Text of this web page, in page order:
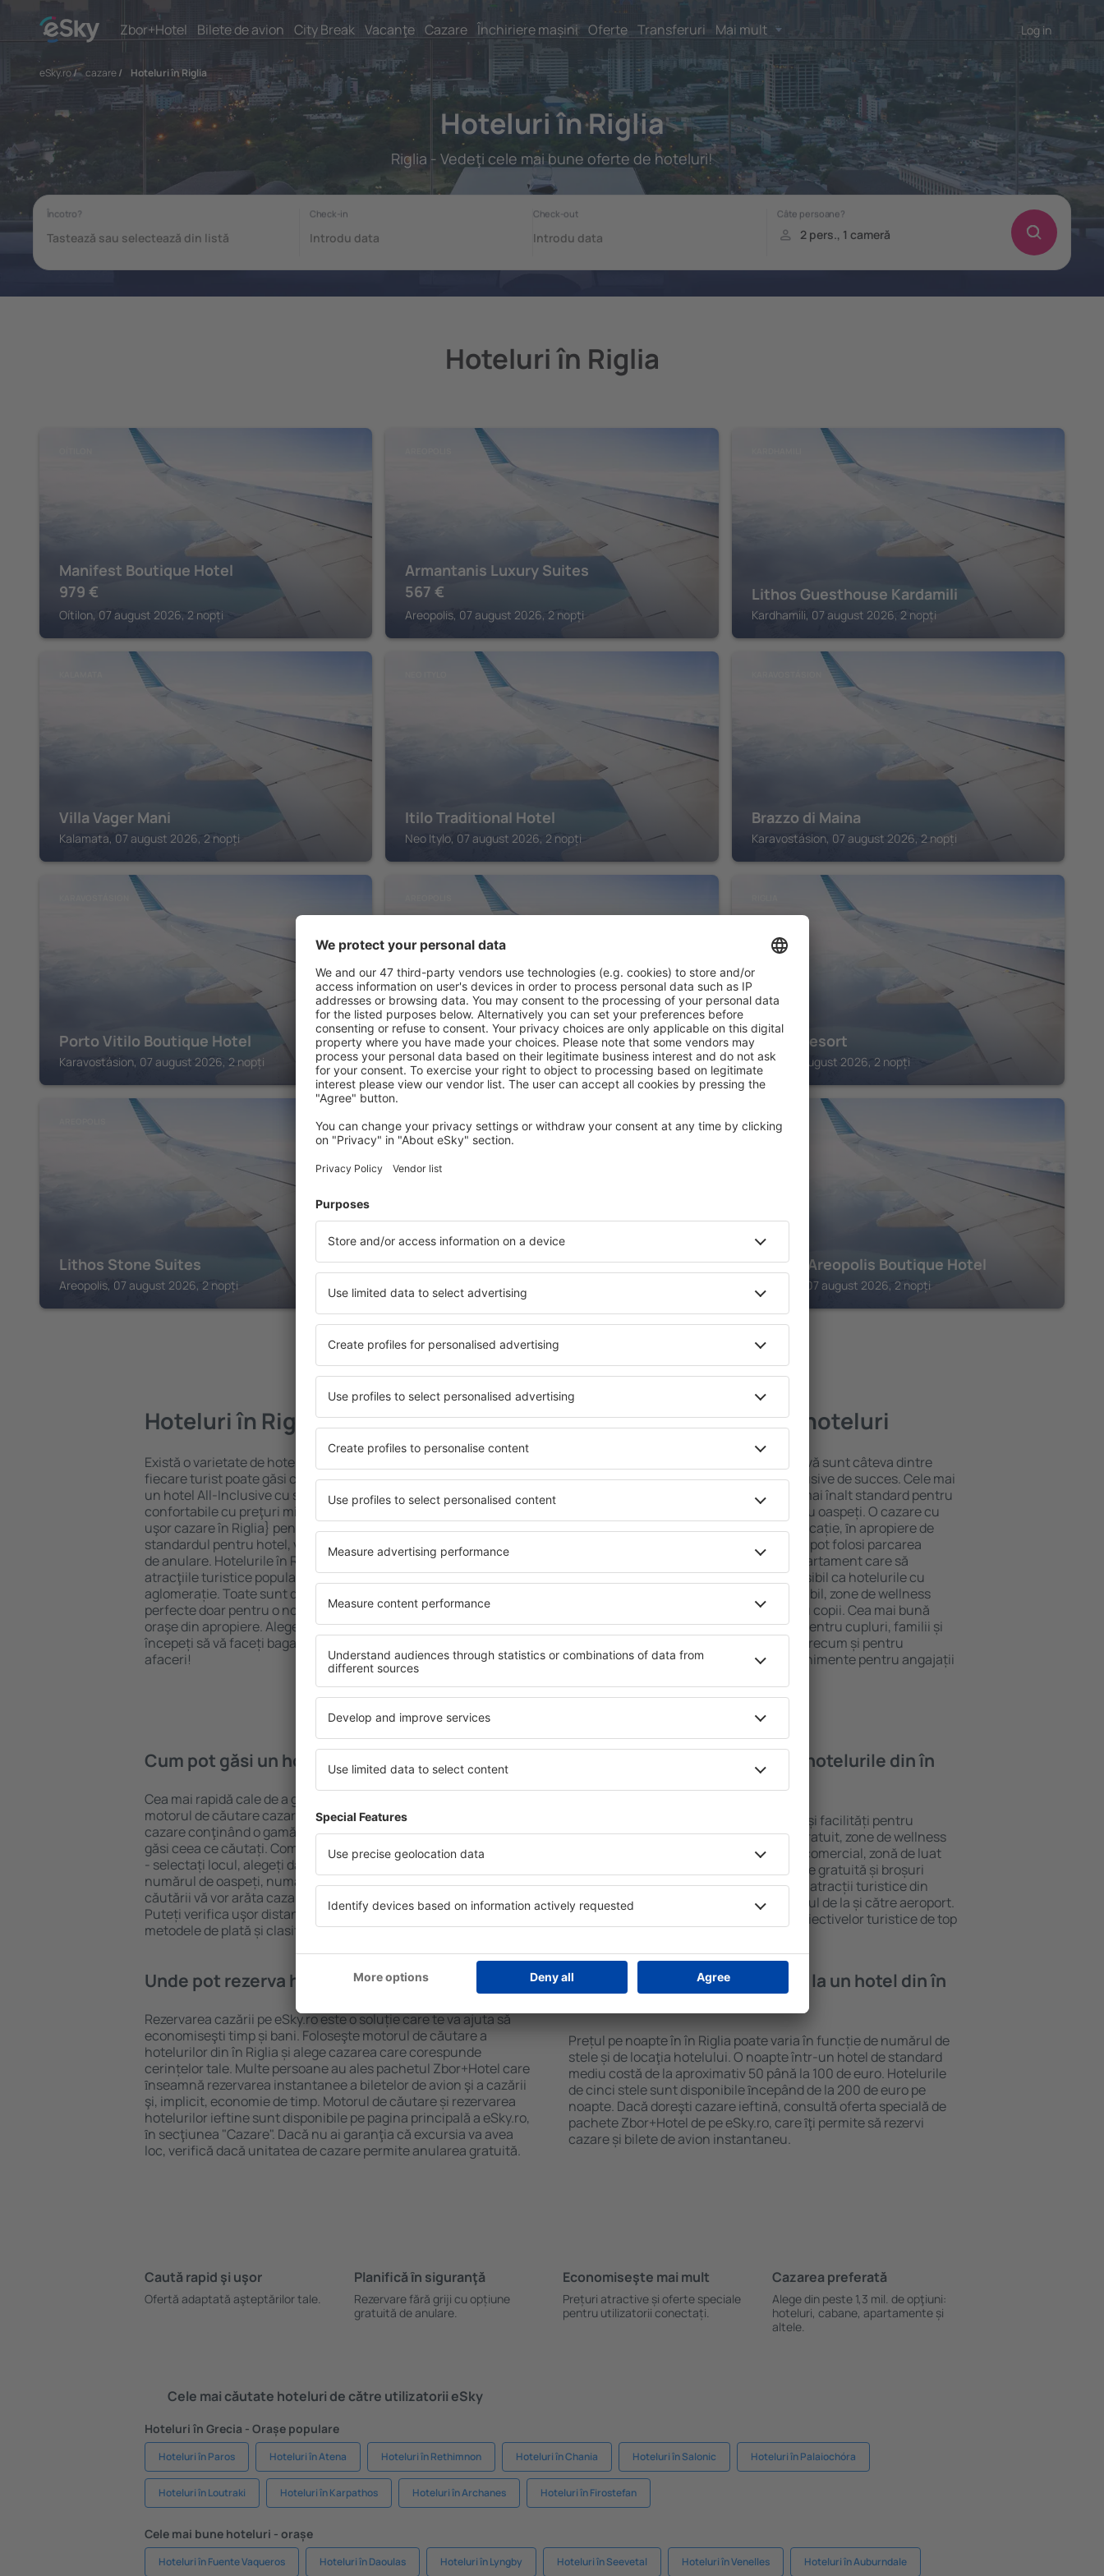
Zbor+Hotel Bilete de avion City Break Vacanţe Cazare Închiriere mașini Oferte Transferuri Mai mult Log in
eSky.ro/ cazare/ Hoteluri în Riglia
Hoteluri în Riglia
Riglia - Vedeţi cele mai bune oferte de hoteluri!
Hoteluri în Riglia
Manifest Boutique Hotel
979 €
Oítilon, 07 august 2026, 2 nopți
Armantanis Luxury Suites
567 €
Areopolis, 07 august 2026, 2 nopți
Lithos Guesthouse Kardamili
Kardhamili, 07 august 2026, 2 nopți
Villa Vager Mani
Kalamata, 07 august 2026, 2 nopți
Itilo Traditional Hotel
Neo Itylo, 07 august 2026, 2 nopți
Brazzo di Maina
Karavostásion, 07 august 2026, 2 nopți
Porto Vitilo Boutique Hotel
Karavostásion, 07 august 2026, 2 nopți
Ariá Estate Suites & Spa
Areopolis, 07 august 2026, 2 nopți
Anaxo Resort
Riglia, 07 august 2026, 2 nopți
Lithos Stone Suites
Areopolis, 07 august 2026, 2 nopți
AREOPOLIS
Salvia Areopolis All-Suite Hotel
Areopolis, 07 august 2026, 2 nopți
AREOPOLIS
Trapela Areopolis Boutique Hotel
Areopolis, 07 august 2026, 2 nopți
Vedeți mai multe hoteluri în Riglia
Hoteluri în Riglia
Există o varietate de hoteluri disponibile în Riglia, astfel încât
fiecare turist poate găsi cazare potrivită nevoilor sale. Preferați
un hotel All-Inclusive cu standarde ȋnalte sau preferați hoteluri
confortabile cu preţuri mici? Cu ajutorul nostru puteți rezerva
uşor cazare în Riglia} pentru orice buget! Selectați destinația şi
standardul pentru hotel, verificați metodele de plată și opțiunile
de anulare. Hotelurile în Riglia sunt situate atât aproape de
atracţiile turistice populare, cât și puțin mai departe de
aglomerație. Toate sunt disponibile pentru o vacanță lungă sau
perfecte doar pentru o noapte atunci când doriţi să vizitaţi şi alte
oraşe din apropiere. Alegeți hotelul care vi se potriveşte și
începeți să vă faceți bagajele pentru o vacanţă sau călătorie de
afaceri!
Riglia – cele mai bune hoteluri
O varietate de servicii și o locație atractivă sunt câteva dintre
elementele cheie ale unui hotel All-Inclusive de succes. Cele mai
bune hoteluri din Riglia garantează cel mai înalt standard pentru
servicii și o gamă largă de facilități pentru oaspeți. O cazare cu
standarde ridicate oferă cea mai bună locație, ȋn apropiere de
principalele distracţii din Riglia. Oaspeții pot folosi parcarea
gratuită și pot alege o cameră sau un apartament care să
corespundă perfect nevoilor lor. Este posibil ca hotelurile cu
standarde ȋnalte să ofere un meniu variabil, zone de wellness
precum spa și fitness, și activități pentru copii. Cea mai bună
cazare în Riglia este o alegere perfectă pentru cupluri, familii și
persoane aflate în călătorie de afaceri, precum și pentru
companii care doresc să organizeze evenimente pentru angajații
Cum pot găsi un hotel în Riglia?
Cea mai rapidă cale de a găsi un hotel în Riglia este folosind
motorul de căutare cazare eSky. Baza mare de date cu locuri de
cazare conţinând o gamă largă de opţiuni este o garanție că veți
găsi ceea ce căutați. Completați câmpurile motorului de căutare
- selectați locul, alegeți data de check-in și check-out, adăugați
numărul de oaspeți, numărul de camere şi gata! Rezultatele
căutării vă vor arăta cazarea disponibilă ȋn perioada selectată.
Puteți verifica uşor distanța de la hotel ȋn centrul orașului,
metodele de plată și clasificarea hotelului.
Ce fel de facilităţi voi găsi ȋn hotelurile din în
Hotelurile în Riglia au diferite standarde și facilități pentru
oaspeți. Cele mai frecvente sunt Wi-Fi gratuit, zone de wellness
cu SPA, mini bar/seif în cameră, centru comercial, zonă de luat
masa, zonă de joacă pentru copii, parcare gratuită și broșuri
informative despre cele mai interesante atracții turistice din
zonă. Unele proprietăți includ și transferul de la și către aeroport.
Uneori, acestea încurajează vizitarea obiectivelor turistice de top
Unde pot rezerva hoteluri ȋn în Riglia?
Rezervarea cazării pe eSky.ro este o soluție care te va ajuta să
economiseşti timp și bani. Foloseşte motorul de căutare a
hotelurilor din în Riglia și alege cazarea care corespunde
cerințelor tale. Multe persoane au ales pachetul Zbor+Hotel care
ȋnseamnă rezervarea instantanee a biletelor de avion şi a cazării
şi, implicit, economie de timp. Motorul de căutare și rezervarea
hotelurilor ieftine sunt disponibile pe pagina principală a eSky.ro,
ȋn secţiunea "Cazare". Dacă nu ai garanţia că excursia va avea
loc, verifică dacă unitatea de cazare permite anularea gratuită.
Cât costă o noapte de cazare la un hotel din în
Prețul pe noapte în în Riglia poate varia în funcție de numărul de
stele și de locaţia hotelului. O noapte într-un hotel de standard
mediu costă de la aproximativ 50 până la 100 de euro. Hotelurile
de cinci stele sunt disponibile ȋncepând de la 200 de euro pe
noapte. Dacă doreşti cazare ieftină, consultă oferta specială de
pachete Zbor+Hotel de pe eSky.ro, care ȋţi permite să rezervi
cazare și bilete de avion instantaneu.
Caută rapid şi uşor
Ofertă adaptată aşteptărilor tale.
Planifică ȋn siguranţă
Rezervare fără griji cu opțiune
gratuită de anulare.
Economiseşte mai mult
Prețuri atractive și oferte speciale
pentru utilizatorii conectați.
Cazarea preferată
Alege din peste 1,3 mil. de opţiuni:
hoteluri, cabane, apartamente și
altele.
Cele mai căutate hoteluri de către utilizatorii eSky
Hoteluri în Grecia - Orașe populare
Hoteluri în Paros Hoteluri în Atena Hoteluri în Rethimnon Hoteluri în Chania Hoteluri în Salonic Hoteluri în Palaiochóra
Hoteluri în Loutraki Hoteluri în Karpathos Hoteluri în Archanes Hoteluri în Firostefan
Cele mai bune hoteluri - orașe
Hoteluri în Fuente Vaqueros Hoteluri în Daoulas Hoteluri în Lyngby Hoteluri în Seevetal Hoteluri în Venelles Hoteluri în Auburndale